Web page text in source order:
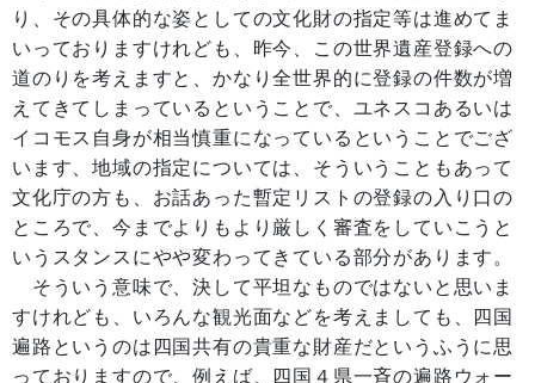
り、その具体的な姿としての文化財の指定等は進めてま
いっておりますけれども、昨今、この世界遺産登録への
道のりを考えますと、かなり全世界的に登録の件数が増
えてきてしまっているということで、ユネスコあるいは
イコモス自身が相当慎重になっているということでござ
います、地域の指定については、そういうこともあって
文化庁の方も、お話あった暫定リストの登録の入り口の
ところで、今までよりもより厳しく審査をしていこうと
いうスタンスにやや変わってきている部分があります。
そういう意味で、決して平坦なものではないと思いま
すけれども、いろんな観光面などを考えましても、四国
遍路というのは四国共有の貴重な財産だというふうに思
っておりますので、例えば、四国４県一斉の遍路ウォー